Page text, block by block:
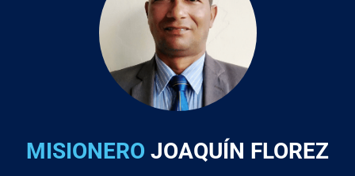
MISIONERO JOAQUÍN FLOREZ